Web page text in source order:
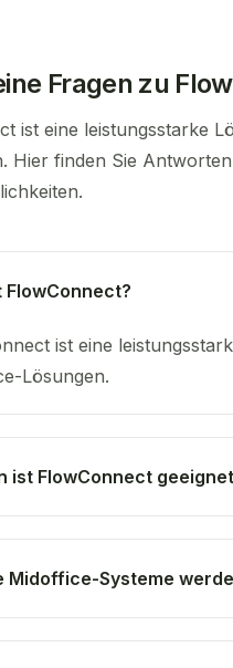
Fragen zu
ist eine leistungsstarke
Hier finden Sie
FlowConnect?
ist eine
Lösungen.
ist FlowConnect
Midoffice-Systeme